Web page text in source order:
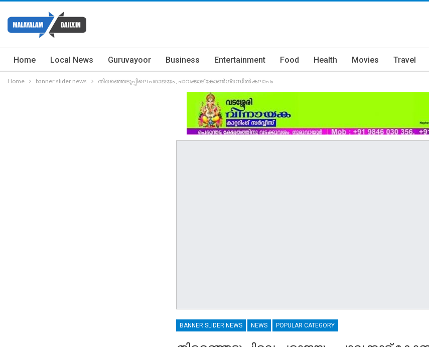
Home Local News Guruvayoor Business Entertainment Food Health Movies Travel
Home banner slider news തിരഞ്ഞെടുപ്പിലെ പരാജയം ,ചാവക്കാട് കോൺഗ്രസിൽ കലാപം
BANNER SLIDER NEWS NEWS POPULAR CATEGORY